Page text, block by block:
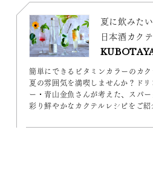
夏に飲みた
日本酒カク
簡単にできるビタミンカラーのカ
夏の雰囲気を満喫しませんか？ド
ー・青山金魚さんが考えた、スパ
彩り鮮やかなカクテルレシピをご紹